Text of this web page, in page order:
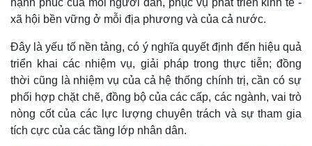
Kinh tế
Bất động sản
Khởi nghiệp
Thị trường
Giá vàng
Tiêu dùng
Tỷ giá
Chứng khoán
Giá cà phê
hạnh phúc của mỗi người dân, phục vụ phát triển kinh tế -
xã hội bền vững ở mỗi địa phương và của cả nước.
Đây là yếu tố nền tảng, có ý nghĩa quyết định đến hiệu quả
triển khai các nhiệm vụ, giải pháp trong thực tiễn; đồng
thời cũng là nhiệm vụ của cả hệ thống chính trị, cần có sự
phối hợp chặt chẽ, đồng bộ của các cấp, các ngành, vai trò
nòng cốt của các lực lượng chuyên trách và sự tham gia
tích cực của các tầng lớp nhân dân.